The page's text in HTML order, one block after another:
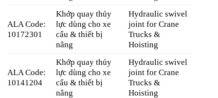
ALA Code:
10172301
Khớp quay thủy
lực dùng cho xe
cẩu & thiết bị
nâng
Hydraulic swivel
joint for Crane
Trucks &
Hoisting
ALA Code:
10141204
Khớp quay thủy
lực dùng cho xe
cẩu & thiết bị
nâng
Hydraulic swivel
joint for Crane
Trucks &
Hoisting